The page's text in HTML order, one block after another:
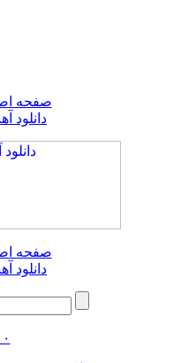
صفحه
دانلود
صفحه
دانلود
۰